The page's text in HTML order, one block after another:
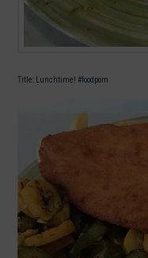
Title: Lunchtime! #foodporn